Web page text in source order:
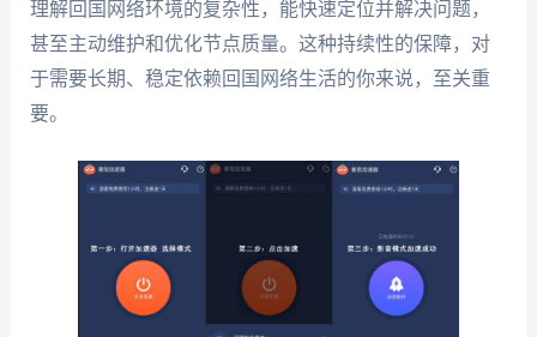
理解回国网络环境的复杂性，能快速定位并解决问题，
甚至主动维护和优化节点质量。这种持续性的保障，对
于需要长期、稳定依赖回国网络生活的你来说，至关重
要。